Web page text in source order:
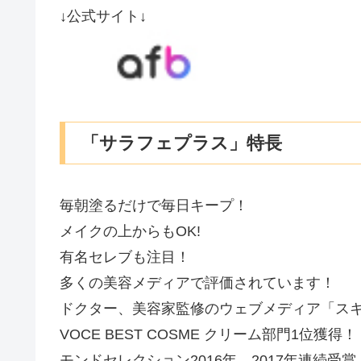
↓公式サイト↓
「サラフェプラス」特長
毎朝塗るだけで毎日キープ！
メイクの上からもOK!
有名セレブも注目！
多くの美容メディアで評価されています！
ドクター、美容家監修のウェブメディア「ス
VOCE BEST COSME クリーム部門1位獲得！